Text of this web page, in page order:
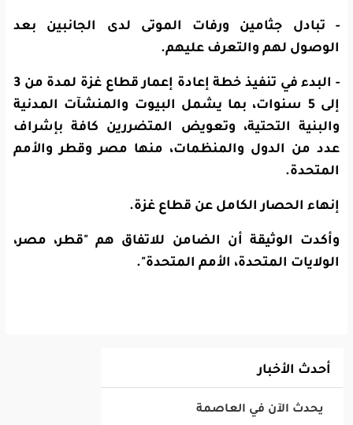
- تبادل جثامين ورفات الموتى لدى الجانبين بعد
الوصول لهم والتعرف عليهم.
- البدء في تنفيذ خطة إعادة إعمار قطاع غزة لمدة من 3
إلى 5 سنوات، بما يشمل البيوت والمنشآت المدنية
والبنية التحتية، وتعويض المتضررين كافة بإشراف
عدد من الدول والمنظمات، منها مصر وقطر والأمم
المتحدة.
إنهاء الحصار الكامل عن قطاع غزة.
وأكدت الوثيقة أن الضامن للاتفاق هم "قطر، مصر،
الولايات المتحدة، الأمم المتحدة".
أحدث الأخبار